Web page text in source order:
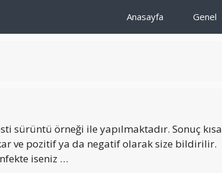
Anasayfa Genel
sürüntü örneği ile yapılmaktadır. Sonuç kısa
ve pozitif ya da negatif olarak size bildirilir.
iseniz …